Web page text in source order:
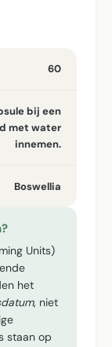
60
bij een
met water
innemen.
Boswellia
Units)
het
, niet
staan op